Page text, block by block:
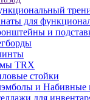
для
и
TRX
стойки
и Набивные
для